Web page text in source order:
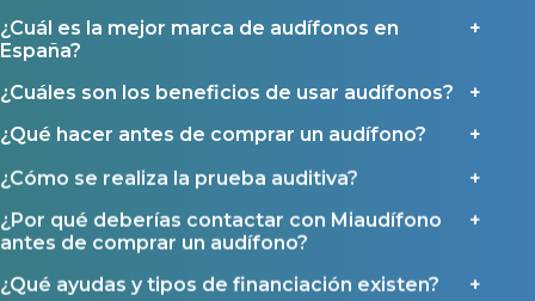
¿Cuál es la mejor marca de audífonos en
España?
¿Cuáles son los beneficios de usar audífonos?
¿Qué hacer antes de comprar un audífono?
¿Cómo se realiza la prueba auditiva?
¿Por qué deberías contactar con Miaudífono
antes de comprar un audífono?
¿Qué ayudas y tipos de financiación existen?